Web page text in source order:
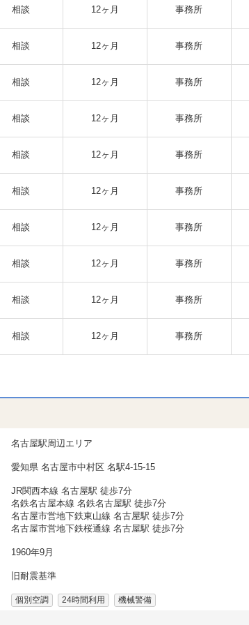
相談 12ヶ月 事務所
相談 12ヶ月 事務所
相談 12ヶ月 事務所
相談 12ヶ月 事務所
相談 12ヶ月 事務所
相談 12ヶ月 事務所
相談 12ヶ月 事務所
相談 12ヶ月 事務所
相談 12ヶ月 事務所
相談 12ヶ月 事務所
名古屋駅周辺エリア
愛知県 名古屋市中村区名駅4-15-15
JR関西本線 名古屋駅 徒歩7分
名鉄名古屋本線 名鉄名古屋駅 徒歩7分
名古屋市営地下鉄東山線 名古屋駅 徒歩7分
名古屋市営地下鉄桜通線 名古屋駅 徒歩7分
1960年9月
旧耐震基準
個別空調 24時間利用 機械警備